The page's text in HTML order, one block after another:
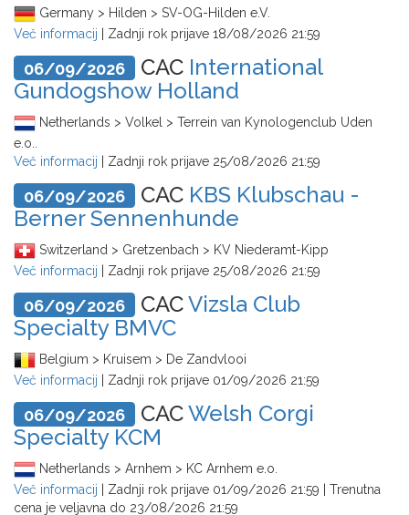
Germany > Hilden > SV-OG-Hilden e.V.
Več informacij
| Zadnji rok prijave 18/08/2026 21:59
06/09/2026 CAC International
Gundogshow Holland
Netherlands > Volkel > Terrein van Kynologenclub Uden
e.o..
Več informacij
| Zadnji rok prijave 25/08/2026 21:59
06/09/2026 CAC KBS Klubschau -
Berner Sennenhunde
Switzerland > Gretzenbach > KV Niederamt-Kipp
Več informacij
| Zadnji rok prijave 25/08/2026 21:59
06/09/2026 CACVizsla Club
Specialty BMVC
Belgium > Kruisem > De Zandvlooi
Več informacij
| Zadnji rok prijave 01/09/2026 21:59
06/09/2026 CACWelsh Corgi
Specialty KCM
Netherlands > Arnhem > KC Arnhem e.o.
Več informacij
| Zadnji rok prijave 01/09/2026 21:59
| Trenutna
cena je veljavna do 23/08/2026 21:59